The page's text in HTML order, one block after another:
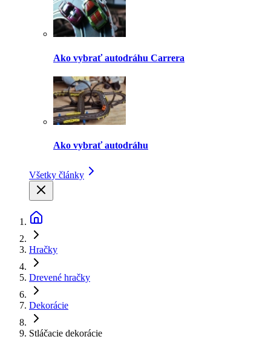
Ako vybrať autodráhu Carrera
Ako vybrať autodráhu
Všetky články
Hračky
Drevené hračky
Dekorácie
Stláčacie dekorácie